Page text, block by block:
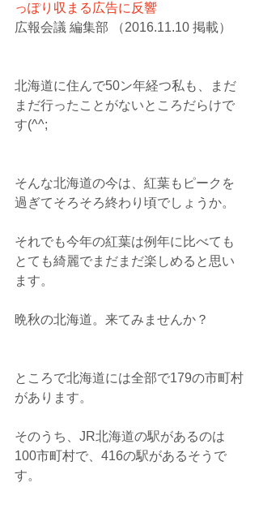
っぽり収まる広告に反響
広報会議 編集部 （2016.11.10 掲載）
北海道に住んで50ン年経つ私も、まだ
まだ行ったことがないところだらけで
す(^^;
そんな北海道の今は、紅葉もピークを
過ぎてそろそろ終わり頃でしょうか。
それでも今年の紅葉は例年に比べても
とても綺麗でまだまだ楽しめると思い
ます。
晩秋の北海道。来てみませんか？
ところで北海道には全部で179の市町村
があります。
そのうち、JR北海道の駅があるのは
100市町村で、416の駅があるそうで
す。